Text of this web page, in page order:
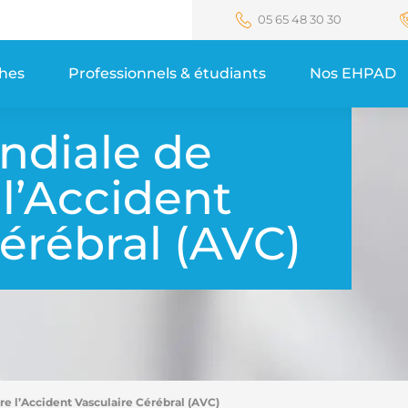
Professionnels & étudiants Nos EHPAD
05 65 48 30 30
de
(AVC)
l’Accident Vasculaire Cérébral (AVC)